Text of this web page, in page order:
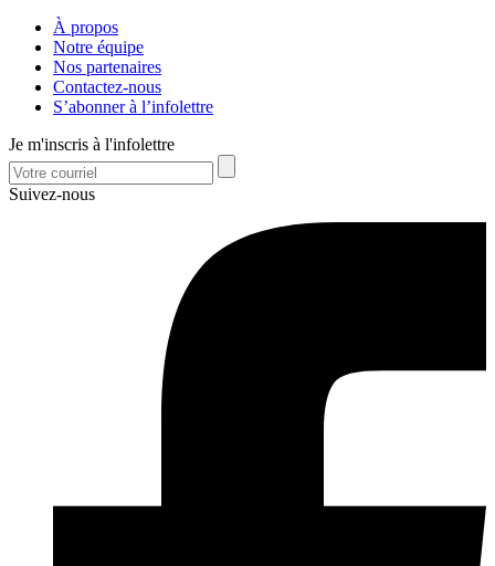
À propos
Notre équipe
Nos partenaires
Contactez-nous
S’abonner à l’infolettre
Je m'inscris à l'infolettre
Suivez-nous